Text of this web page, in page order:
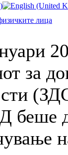
лица
за
беше